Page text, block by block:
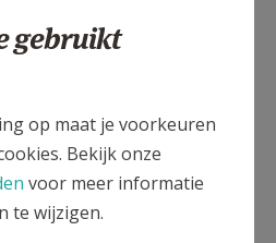
gebruikt
op maat je voorkeuren
Bekijk onze
voor meer informatie
te wijzigen.